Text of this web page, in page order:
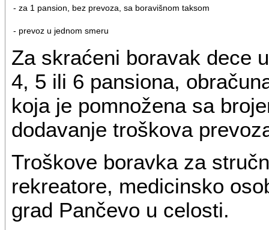
- za 1 pansion, bez prevoza, sa boravišnom taksom
- prevoz u jednom smeru
Za skraćeni boravak dece
4, 5 ili 6 pansiona,
koja je pomnožena sa
dodavanje troškova
Troškove boravka za
rekreatore, medicinsko
grad Pančevo u celosti.